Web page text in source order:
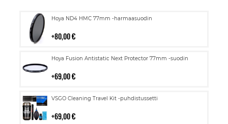
Hoya ND4 HMC 77mm -harmaasuodin
80,00 €
Lisää
Hoya Fusion Antistatic Next Protector 77mm -suodin
69,00 €
Lisää
VSGO Cleaning Travel Kit -puhdistussetti
69,00 €
Lisää